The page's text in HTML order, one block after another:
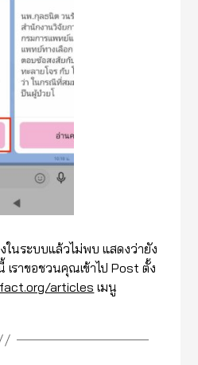
นระบบแล้วไม่พบ แสดงว่ายัง
เราขอชวนคุณเข้าไป Post ตั้ง
articles เมนู